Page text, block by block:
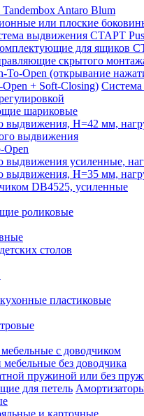
Antaro Blum
выдвижения СТАРТ
для ящиков
скрытого
Система
шариковые
H=42 мм,
выдвижения
усиленные,
H=35 мм,
DB4525, усиленные
роликовые
столов
пластиковые
с доводчиком
без доводчика
и карточные